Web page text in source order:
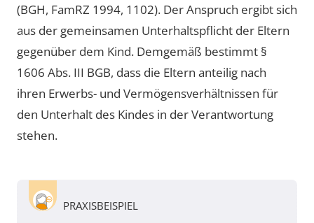
(BGH, FamRZ 1994, 1102). Der Anspruch ergibt sich
aus der gemeinsamen Unterhaltspflicht der Eltern
gegenüber dem Kind. Demgemäß bestimmt §
1606 Abs. III BGB, dass die Eltern anteilig nach
ihren Erwerbs- und Vermögensverhältnissen für
den Unterhalt des Kindes in der Verantwortung
stehen.
PRAXISBEISPIEL